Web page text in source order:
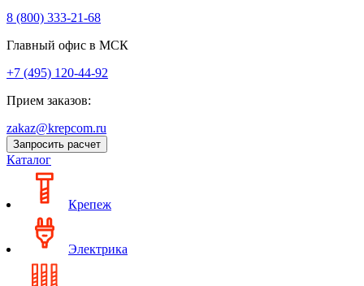
8 (800) 333‑21-68
Главный офис в МСК
+7 (495) 120-44-92
Прием заказов:
zakaz@krepcom.ru
Запросить расчет
Каталог
Крепеж
Электрика